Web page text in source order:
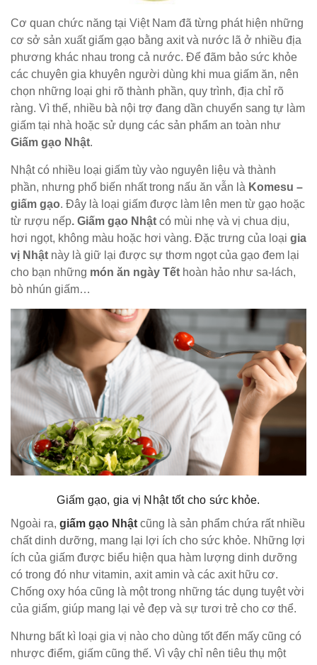
Cơ quan chức năng tại Việt Nam đã từng phát hiện những
cơ sở sản xuất giấm gạo bằng axit và nước lã ở nhiều địa
phương khác nhau trong cả nước. Để đãm bảo sức khỏe
các chuyên gia khuyên người dùng khi mua giấm ăn, nên
chọn những loại ghi rõ thành phần, quy trình, địa chỉ rõ
ràng. Vì thế, nhiều bà nội trợ đang dần chuyển sang tự làm
giấm tại nhà hoặc sử dụng các sản phẩm an toàn như
Giấm gạo Nhật.
Nhật có nhiều loại giấm tùy vào nguyên liệu và thành
phần, nhưng phổ biến nhất trong nấu ăn vẫn là Komesu –
giấm gạo. Đây là loại giấm được làm lên men từ gạo hoặc
từ rượu nếp. Giấm gạo Nhật có mùi nhẹ và vị chua dịu,
hơi ngọt, không màu hoặc hơi vàng. Đặc trưng của loại gia
vị Nhật này là giữ lại được sự thơm ngọt của gạo đem lại
cho bạn những món ăn ngày Tết hoàn hảo như sa-lách,
bò nhún giấm…
Giấm gạo, gia vị Nhật tốt cho sức khỏe.
Ngoài ra, giấm gạo Nhật cũng là sản phẩm chứa rất nhiều
chất dinh dưỡng, mang lại lợi ích cho sức khỏe. Những lợi
ích của giấm được biểu hiện qua hàm lượng dinh dưỡng
có trong đó như vitamin, axit amin và các axit hữu cơ.
Chống oxy hóa cũng là một trong những tác dụng tuyệt vời
của giấm, giúp mang lại vẻ đẹp và sự tươi trẻ cho cơ thể.
Nhưng bất kì loại gia vị nào cho dùng tốt đến mấy cũng có
nhược điểm, giấm cũng thế. Vì vậy chỉ nên tiêu thụ một